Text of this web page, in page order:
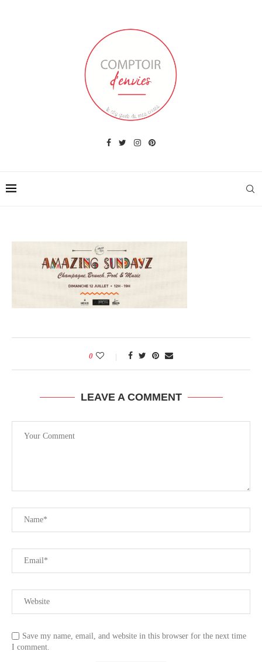
0
LEAVE A COMMENT
Save my name, email, and website in this browser for the next time
I comment.